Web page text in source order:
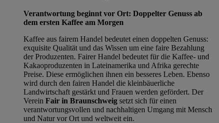
Verantwortung beginnt vor Ort: Doppelter Genuss ab
dem ersten Kaffee am Morgen
Kaffee aus fairem Handel bedeutet einen doppelten Genuss:
exquisite Qualität und das Wissen um eine faire Bezahlung
der Produzenten. Fairer Handel bedeutet für die Kaffee- und
Kakaoproduzenten in Lateinamerika und Afrika gerechte
Preise. Diese ermöglichen ihnen ein besseres Leben. Ebenso
wird durch den fairen Handel die kleinbäuerliche
Landwirtschaft gestärkt und Frauen werden gefördert. Der
Verein Fair in Braunschweig setzt sich für einen
verantwortungsvollen und nachhaltigen Umgang mit Mensch
und Natur vor Ort und weltweit ein.